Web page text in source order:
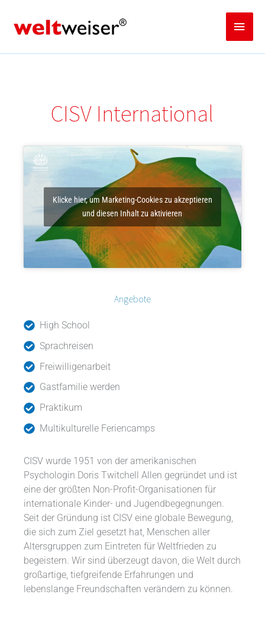
springen
CISV International
Klicke hier, um Marketing-Cookies zu akzeptieren
und diesen Inhalt zu aktivieren
Angebote
High School
Sprachreisen
Freiwilligenarbeit
Gastfamilie werden
Praktikum
Multikulturelle Feriencamps
CISV wurde 1951 von der amerikanischen
Psychologin Doris Twitchell Allen gegründet und ist
eine der größten Non-Profit-Organisationen für
internationale Kinder- und Jugendbegegnungen.
Seit der Gründung ist CISV eine globale Bewegung,
die sich zum Ziel gesetzt hat, Menschen aller
Altersgruppen zum Eintreten für Weltfrieden zu
begeistern. Wir sind überzeugt davon, die Welt durch
großartige, tiefgreifende Erfahrungen und
lebenslange Freundschaften verändern zu können.